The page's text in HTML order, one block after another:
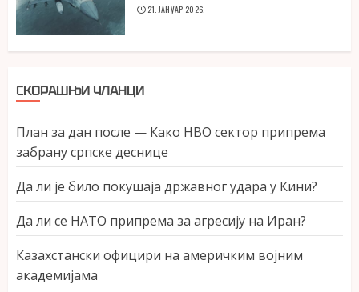
21. ЈАНУАР 2026.
СКОРАШЊИ ЧЛАНЦИ
План за дан после — Како НВО сектор припрема
забрану српске деснице
Да ли је било покушаја државног удара у Кини?
Да ли се НАТО припрема за агресију на Иран?
Казахстански официри на америчким војним
академијама